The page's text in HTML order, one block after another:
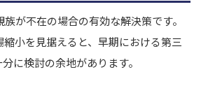
が不在の場合の有効な解決策です。
小を見据えると、早期における第三
に検討の余地があります。